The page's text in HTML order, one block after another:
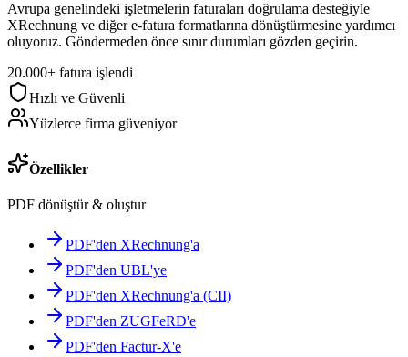
Avrupa genelindeki işletmelerin faturaları doğrulama desteğiyle
XRechnung ve diğer e-fatura formatlarına dönüştürmesine yardımcı
oluyoruz. Göndermeden önce sınır durumları gözden geçirin.
20.000+ fatura işlendi
Hızlı ve Güvenli
Yüzlerce firma güveniyor
Özellikler
PDF dönüştür & oluştur
PDF'den XRechnung'a
PDF'den UBL'ye
PDF'den XRechnung'a (CII)
PDF'den ZUGFeRD'e
PDF'den Factur-X'e